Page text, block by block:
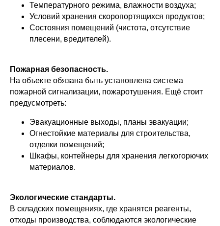
Температурного режима, влажности воздуха;
Условий хранения скоропортящихся продуктов;
Состояния помещений (чистота, отсутствие
плесени, вредителей).
Пожарная безопасность.
На объекте обязана быть установлена система
пожарной сигнализации, пожаротушения. Ещё стоит
предусмотреть:
Эвакуационные выходы, планы эвакуации;
Огнестойкие материалы для строительства,
отделки помещений;
Шкафы, контейнеры для хранения легкогорючих
материалов.
Экологические стандарты.
В складских помещениях, где хранятся реагенты,
отходы производства, соблюдаются экологические